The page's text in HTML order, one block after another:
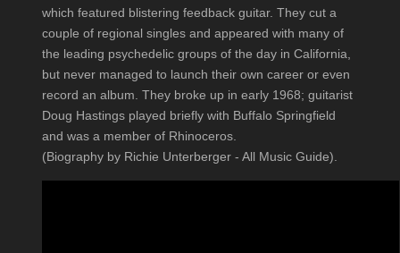
which featured blistering feedback guitar. They cut a
couple of regional singles and appeared with many of
the leading psychedelic groups of the day in California,
but never managed to launch their own career or even
record an album. They broke up in early 1968; guitarist
Doug Hastings played briefly with Buffalo Springfield
and was a member of Rhinoceros.
(Biography by Richie Unterberger - All Music Guide).